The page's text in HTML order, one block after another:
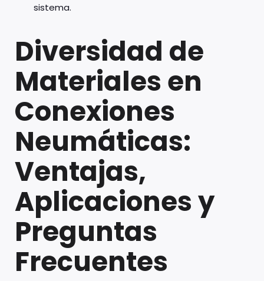
sistema.
Diversidad de
Materiales en
Conexiones
Neumáticas:
Ventajas,
Aplicaciones y
Preguntas
Frecuentes